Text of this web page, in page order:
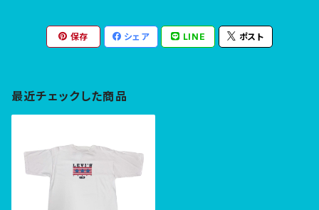
保存 シェア LINE ポスト
最近チェックした商品